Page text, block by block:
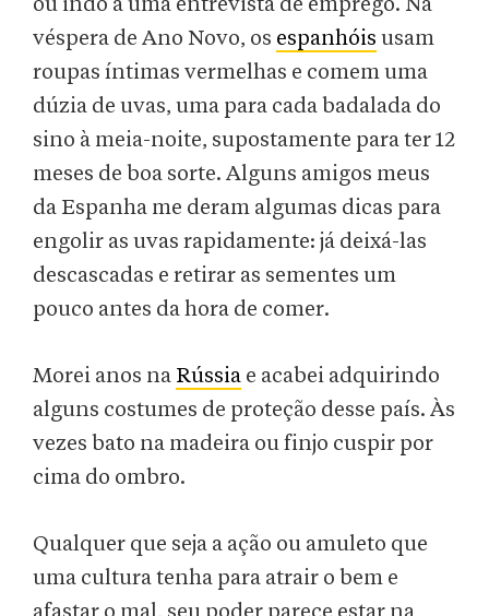
ou indo a uma entrevista de emprego. Na
véspera de Ano Novo, os espanhóis usam
roupas íntimas vermelhas e comem uma
dúzia de uvas, uma para cada badalada do
sino à meia-noite, supostamente para ter 12
meses de boa sorte. Alguns amigos meus
da Espanha me deram algumas dicas para
engolir as uvas rapidamente: já deixá-las
descascadas e retirar as sementes um
pouco antes da hora de comer.
Morei anos na Rússia e acabei adquirindo
alguns costumes de proteção desse país. Às
vezes bato na madeira ou finjo cuspir por
cima do ombro.
Qualquer que seja a ação ou amuleto que
uma cultura tenha para atrair o bem e